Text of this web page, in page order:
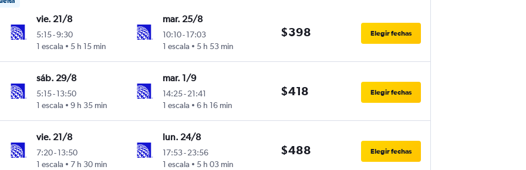
vie. 21/8
5:15-9:30
1 escala
5 h 15 min
mar. 25/8
10:10-17:03
1 escala
5 h 53 min
$398 Elegir fechas
sáb. 29/8
5:15-13:50
1 escala
9 h 35 min
mar. 1/9
14:25-21:41
1 escala
6 h 16 min
$418 Elegir fechas
vie. 21/8
7:20-13:50
1 escala
7 h 30 min
lun. 24/8
17:53-23:56
1 escala
5 h 03 min
$488 Elegir fechas